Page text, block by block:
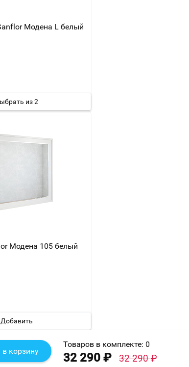
Модена L белый
из 2
Модена 105 белый
Добавить
корзину
Товаров в комплекте: 0
32 290 ₽ 32 290₽